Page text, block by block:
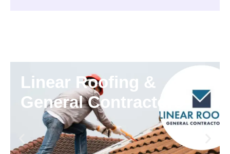
Linear Roofing &
General Contractors